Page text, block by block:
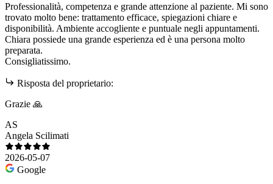
Professionalità, competenza e grande attenzione al paziente. Mi sono
trovato molto bene: trattamento efficace, spiegazioni chiare e
disponibilità. Ambiente accogliente e puntuale negli appuntamenti.
Chiara possiede una grande esperienza ed è una persona molto
preparata.
Consigliatissimo.
Risposta del proprietario:
Grazie 🙏
AS
Angela Scilimati
2026-05-07
Google